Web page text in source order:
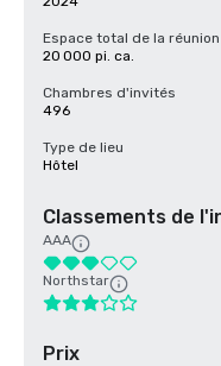
Espace total de la réunion
20 000 pi. ca.
Chambres d'invités
496
Type de lieu
Hôtel
Classements de
AAA
Northstar
Prix